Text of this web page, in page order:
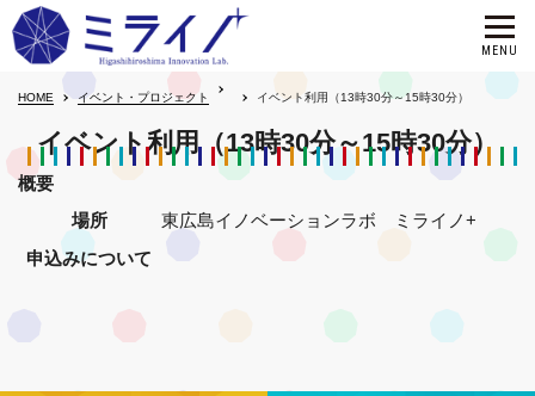
HOME イベント・プロジェクト イベント利用（13時30分～15時30分）
イベント利用（13時30分～15時30分）
概要
場所
東広島イノベーションラボ ミライノ+
申込みについて